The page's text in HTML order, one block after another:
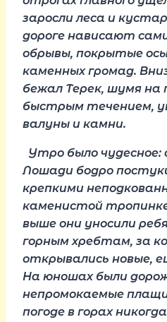
заросли леса и
дороге нависают
обрывы, покрытые
каменных громад.
бежал Терек, шумя на
быстрым течением,
валуны и камни.
Утро было чудесное:
Лошади бодро
крепкими
каменистой
выше они уносили
горным хребтам, за
открывались новые,
На юношах были
непромокаемые
погоде в горах